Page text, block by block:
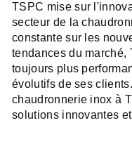
TSPC mise sur
secteur de la
constante sur les
tendances du
toujours plus
évolutifs de ses
chaudronnerie inox à
solutions innovantes